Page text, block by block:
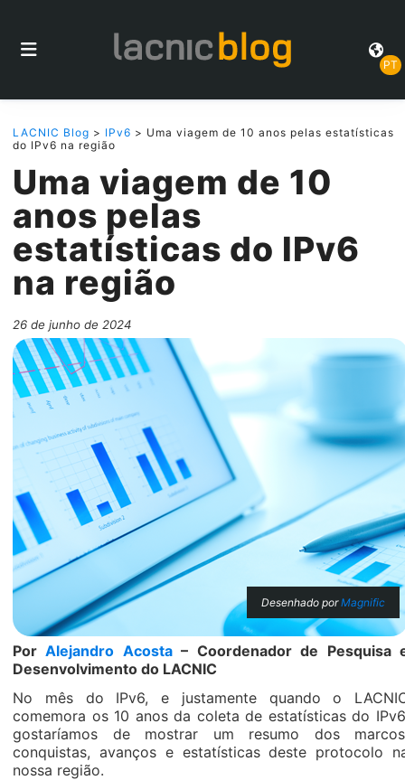
PT
LACNIC Blog > IPv6 > Uma viagem de 10 anos pelas estatísticas
do IPv6 na região
Uma viagem de 10
anos pelas
estatísticas do IPv6
na região
26 de junho de 2024
Desenhado porMagnific
PorAlejandro Acosta– Coordenador de Pesquisa
Desenvolvimento do LACNIC
No mês do IPv6, e justamente quando o
comemora os 10 anos da coleta de estatísticas do
gostaríamos de mostrar um resumo dos
conquistas, avanços e estatísticas deste protocolo
nossa região.